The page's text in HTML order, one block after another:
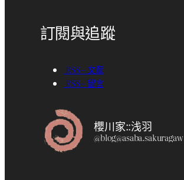
訂閱與追蹤
RSS – 文章
RSS – 留言
櫻川家::浅羽
@blog@asaba.sakuragawa.moe